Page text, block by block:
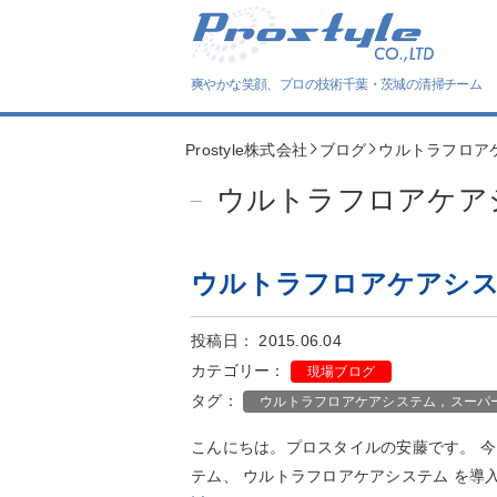
爽やかな笑顔、プロの技術千葉・茨城の清掃チーム
Prostyle株式会社 ブログ ウルトラフロア
ウルトラフロアケ
ウルトラフロアケアシ
投稿日： 2015.06.04
カテゴリー：
現場ブログ
タグ： ウルトラフロアケアシステム，スーパ
こんにちは。プロスタイルの安藤です。
テム、 ウルトラフロアケアシステム を導